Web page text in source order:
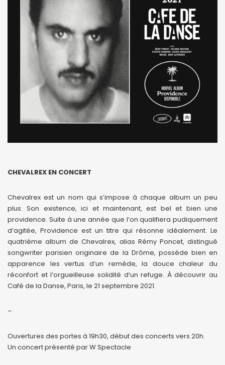
CHEVALREX EN CONCERT
Chevalrex est un nom qui s’impose à chaque album un peu
plus. Son existence, ici et maintenant, est bel et bien une
providence. Suite à une année que l’on qualifiera pudiquement
d’agitée, Providence est un titre qui résonne idéalement. Le
quatrième album de Chevalrex, alias Rémy Poncet, distingué
songwriter parisien originaire de la Drôme, possède bien en
apparence les vertus d’un remède, la douce chaleur du
réconfort et l’orgueilleuse solidité d’un refuge. À découvrir au
Café de la Danse, Paris, le 21 septembre 2021.
–
Ouvertures des portes à 19h30, début des concerts vers 20h.
Un concert présenté par W Spectacle